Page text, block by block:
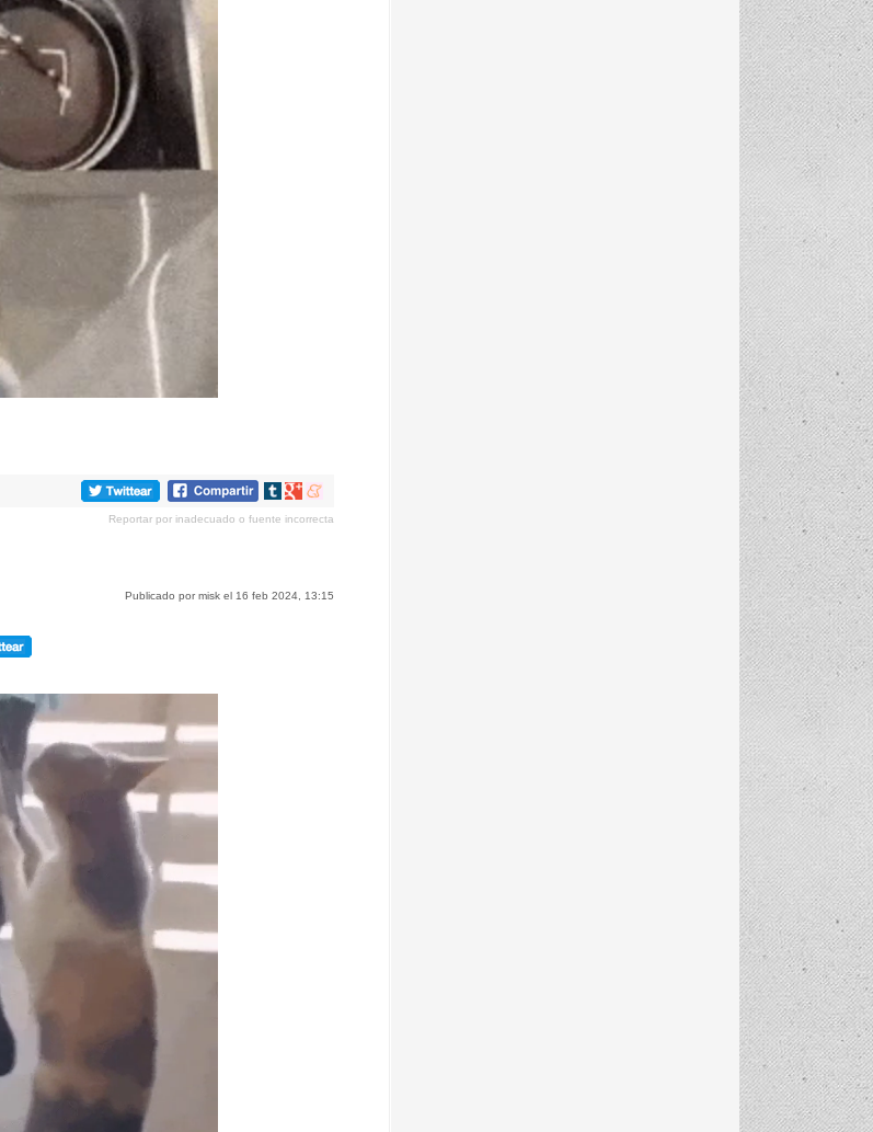
Compartir
tumblr
Compartir
Google+
Compartir
meneame
Reportar por inadecuado o fuente incorrecta
Publicado por misk el 16 feb 2024, 13:15